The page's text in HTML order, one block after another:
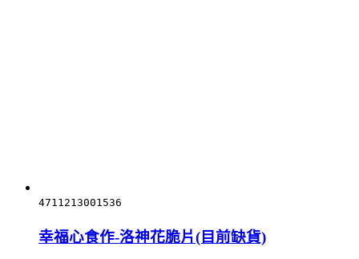
4711213001536
幸福心食作-洛神花脆片(目前缺貨)